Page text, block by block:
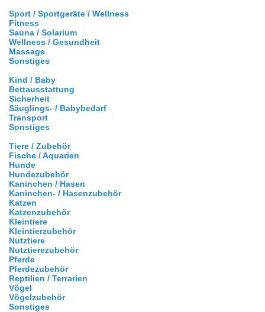
Sport / Sportgeräte / Wellness
Fitness
Sauna / Solarium
Wellness / Gesundheit
Massage
Sonstiges
Kind / Baby
Bettausstattung
Sicherheit
Säuglings- / Babybedarf
Transport
Sonstiges
Tiere / Zubehör
Fische / Aquarien
Hunde
Hundezubehör
Kaninchen / Hasen
Kaninchen- / Hasenzubehör
Katzen
Katzenzubehör
Kleintiere
Kleintierzubehör
Nutztiere
Nutztierezubehör
Pferde
Pferdezubehör
Reptilien / Terrarien
Vögel
Vögelzubehör
Sonstiges